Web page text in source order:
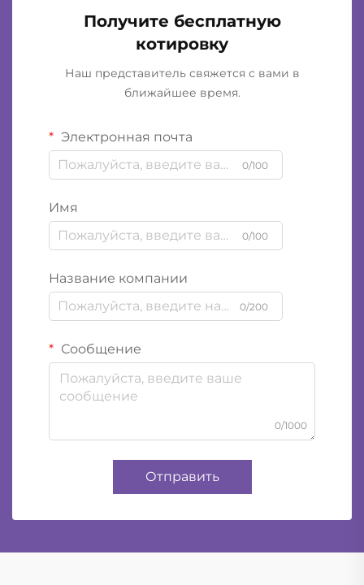
Получите бесплатную
котировку
Наш представитель свяжется с вами в
ближайшее время.
Электронная почта
0/100
Имя
0/100
Название компании
0/200
Сообщение
0/1000
Отправить